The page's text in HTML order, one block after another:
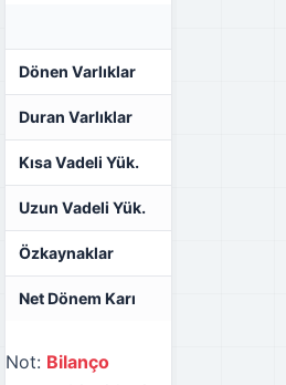
Dönen Varlıklar
Duran Varlıklar
Kısa Vadeli Yük.
Uzun Vadeli Yük.
Özkaynaklar
Net Dönem Karı
Not: Bilanço